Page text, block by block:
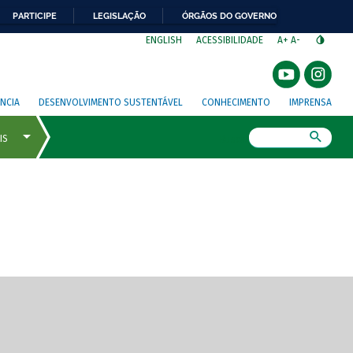
PARTICIPE LEGISLAÇÃO ÓRGÃOS DO GOVERNO
ENGLISH ACESSIBILIDADE A+ A-
DESENVOLVIMENTO SUSTENTÁVEL CONHECIMENTO IMPRENSA
de tela